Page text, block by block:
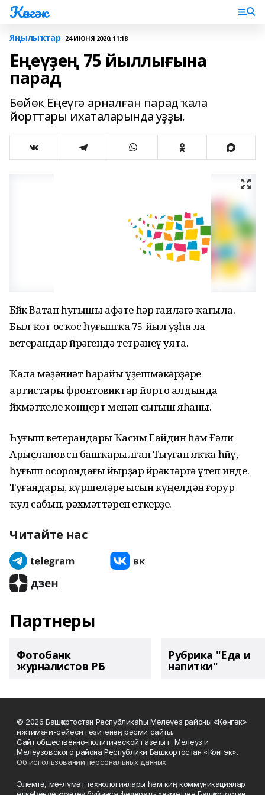
Көнгәк
Яңылыҡтар 24 ИЮНЯ 2020, 11:18
Еңеүҙең 75 йыллығына
парад
Бөйөк Еңеүгә арналған парад ҡала
йорттары ихаталарында уҙҙы.
Бөйөк Ватан һуғышы афәте һәр ғаиләгә ҡағыла.
Был ҡот осҡос һуғышҡа 75 йыл уҙһа ла
ветерандар йөрәгендә тетрәнеү уята.
Ҡала мәҙәниәт һарайы үҙешмәкәрҙәре
артистары фронтовиктар йорто алдында
йөкмәткеле концерт менән сығыш яһаны.
Һуғыш ветерандары Ҡасим Гайдин һәм Ғәли
Арыҫланов өсөн башҡарылған Тыуған яҡҡа һөйөү,
һуғыш осорондағы йырҙар йөрәктәргә үтеп инде.
Туғандары, күршеләре ысын күңелдән ғорур
ҡул сабып, рәхмәттәрен еткерҙе.
Читайте нас
Партнеры
Фотобанк
журналистов РБ
Рубрика "Еда и
напитки"
© 2026 Башҡортостан Республикаһы Мәләүез районы «Көнгәк»
ижтимағи-сәйәси гәзитенең рәсми сайты.
Сайт общественно-политической газеты г. Мелеуз и
Мелеузовского района Республики Башкортостан «Конгэк».
Об использовании персональных данных
Элемтә, мәғлүмәт технологиялары һәм киң коммуникациялар